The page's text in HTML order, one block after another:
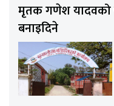
मृतक गणेश यादवको
बनाइदिने